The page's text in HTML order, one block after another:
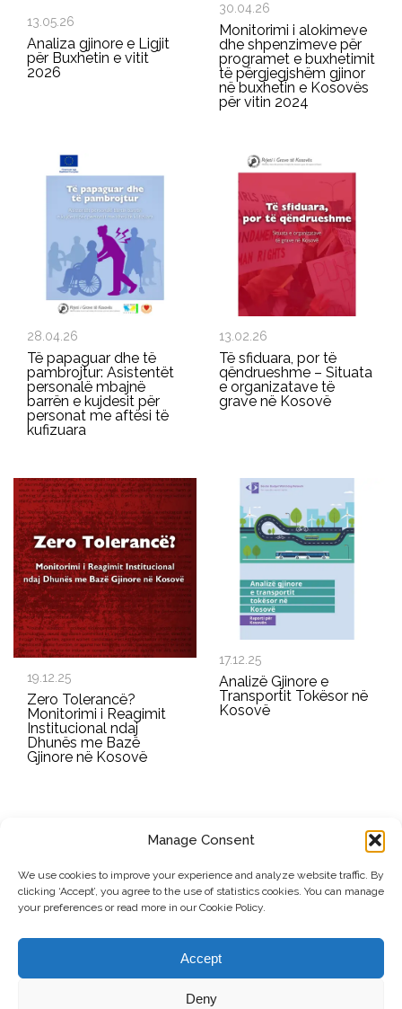
Manage Consent
We use cookies to improve your experience and analyze website traffic. By
clicking ‘Accept’, you agree to the use of statistics cookies. You can manage
your preferences or read more in our Cookie Policy.
Accept
Deny
13.05.26
Analiza gjinore e Ligjit
për Buxhetin e vitit
2026
30.04.26
Monitorimi i alokimeve
dhe shpenzimeve për
programet e buxhetimit
të përgjegjshëm gjinor
në buxhetin e Kosovës
për vitin 2024
28.04.26
Të papaguar dhe të
pambrojtur: Asistentët
personalë mbajnë
barrën e kujdesit për
personat me aftësi të
kufizuara
13.02.26
Të sfiduara, por të
qëndrueshme – Situata
e organizatave të
grave në Kosovë
19.12.25
Zero Tolerancë?
Monitorimi i Reagimit
Institucional ndaj
Dhunës me Bazë
Gjinore në Kosovë
17.12.25
Analizë Gjinore e
Transportit Tokësor në
Kosovë
Dërgo
© Copyright, 2026 . Rrjeti i Grave të Kosovës. Të gjitha të drejtat e